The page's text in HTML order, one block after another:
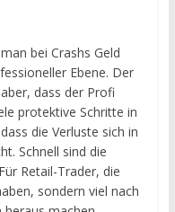
bei Crashs Geld
Ebene. Der
dass der Profi
protektive Schritte in
die Verluste sich in
Schnell sind die
Retail-Trader, die
sondern viel nach